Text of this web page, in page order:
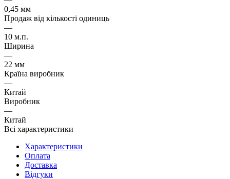
0,45 мм
Продаж від кількості одиниць
—
10 м.п.
Ширина
—
22 мм
Країна виробник
—
Китай
Виробник
—
Китай
Всі характеристики
Характеристики
Оплата
Доставка
Відгуки